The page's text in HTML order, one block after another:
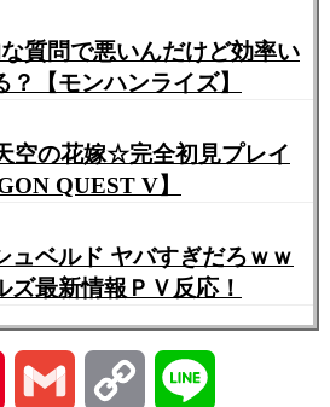
な質問で悪いんだけど効率い
【モンハンライズ】
空の花嫁☆完全初見プレイ
QUEST V】
ュベルド ヤバすぎだろｗｗ
ズ最新情報ＰＶ反応！
Pinterest Gmail Copy